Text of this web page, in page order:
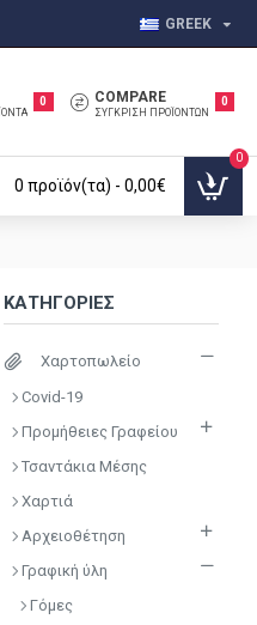
GREEK
0 COMPARE
ΣΎΓΚΡΙΣΗ ΠΡΟΪΌΝΤΩΝ
0
0 προϊόν(τα) - 0,00€
0
ΚΑΤΗΓΟΡΊΕΣ
Χαρτοπωλείο
Covid-19
Προμήθειες Γραφείου
Τσαντάκια Μέσης
Χαρτιά
Αρχειοθέτηση
Γραφική ύλη
Γόμες